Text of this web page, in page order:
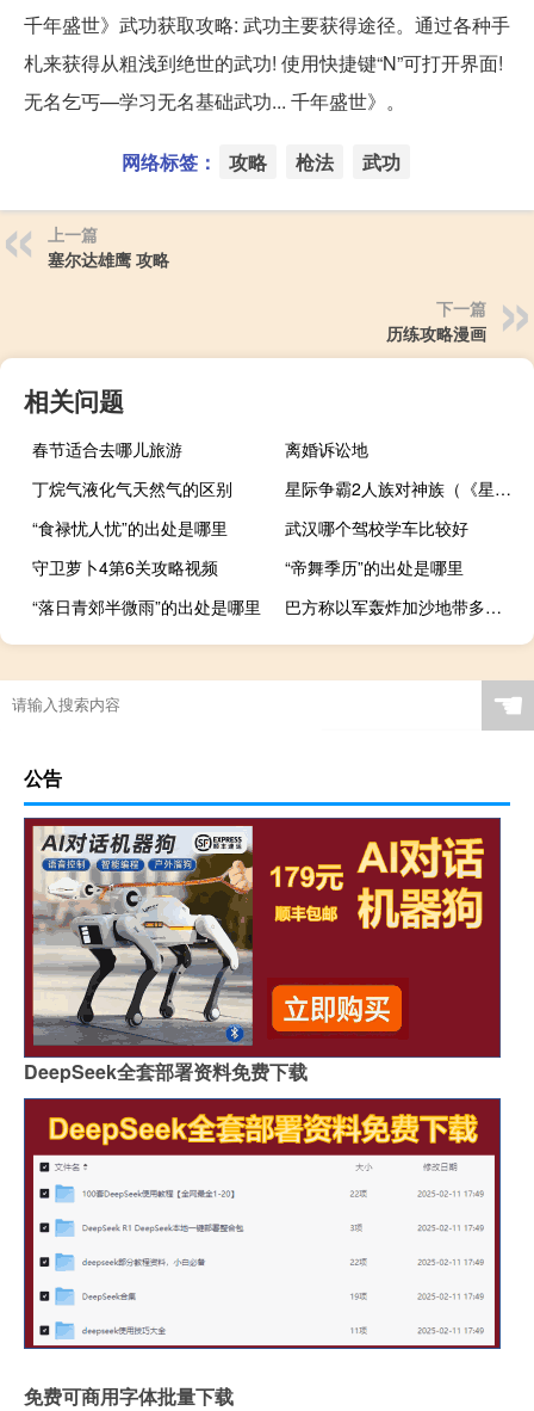
千年盛世》武功获取攻略: 武功主要获得途径。通过各种手
札来获得从粗浅到绝世的武功! 使用快捷键“N”可打开界面!
无名乞丐—学习无名基础武功... 千年盛世》。
网络标签： 攻略 枪法 武功
上一篇
塞尔达雄鹰 攻略
下一篇
历练攻略漫画
相关问题
春节适合去哪儿旅游
离婚诉讼地
丁烷气液化气天然气的区别
星际争霸2人族对神族（《星际争霸2》通吃人族和神族的早期开局）
“食禄忧人忧”的出处是哪里
武汉哪个驾校学车比较好
守卫萝卜4第6关攻略视频
“帝舞季历”的出处是哪里
“落日青郊半微雨”的出处是哪里
巴方称以军轰炸加沙地带多家医院周边区域 以方暂无回应
☚
公告
DeepSeek全套部署资料免费下载
免费可商用字体批量下载